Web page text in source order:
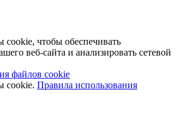
чтобы обеспечивать
веб-сайта и анализировать сетевой
файлов cookie
cookie. Правила использования